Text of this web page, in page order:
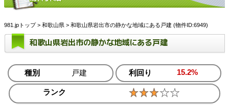
981.jpトップ> 和歌山県 > 和歌山県岩出市の静かな地域にある戸建 (物件ID:6949)
和歌山県岩出市の静かな地域にある戸建
種別 戸建 利回り 15.2%
ランク